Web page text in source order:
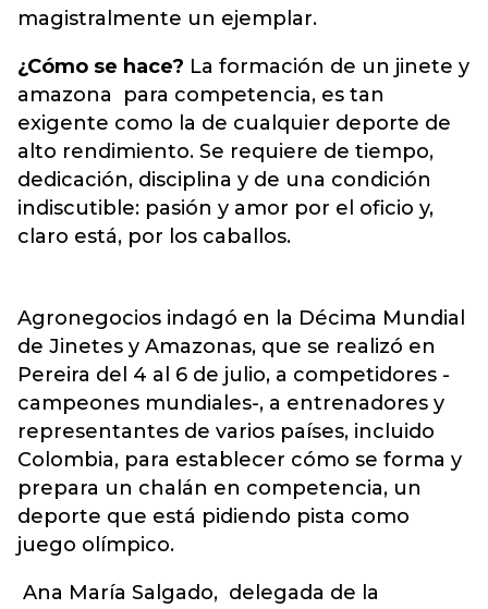
magistralmente un ejemplar.
¿Cómo se hace? La formación de un jinete y
amazona para competencia, es tan
exigente como la de cualquier deporte de
alto rendimiento. Se requiere de tiempo,
dedicación, disciplina y de una condición
indiscutible: pasión y amor por el oficio y,
claro está, por los caballos.
Agronegocios indagó en la Décima Mundial
de Jinetes y Amazonas, que se realizó en
Pereira del 4 al 6 de julio, a competidores -
campeones mundiales-, a entrenadores y
representantes de varios países, incluido
Colombia, para establecer cómo se forma y
prepara un chalán en competencia, un
deporte que está pidiendo pista como
juego olímpico.
Ana María Salgado, delegada de la